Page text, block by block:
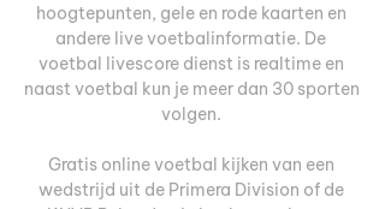
hoogtepunten, gele en rode kaarten en
andere live voetbalinformatie. De
voetbal livescore dienst is realtime en
naast voetbal kun je meer dan 30 sporten
volgen.
Gratis online voetbal kijken van een
wedstrijd uit de Primera Division of de